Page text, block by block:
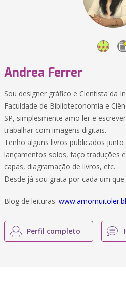
Andrea Ferrer
Sou designer gráfico e Cientista da
Faculdade de Biblioteconomia e
SP, simplesmente amo ler e
trabalhar com imagens digitais.
Tenho alguns livros publicados
lançamentos solos, faço traduções
capas, diagramação de livros, etc.
Desde já sou grata por cada um
Blog de leituras:
Perfil completo